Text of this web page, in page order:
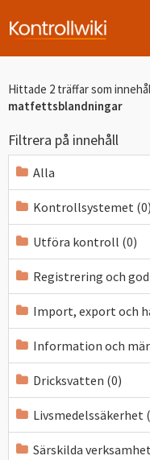
Hittade 2 träffar som
matfettsblandningar
Filtrera på innehåll
Alla
Kontrollsystemet (0)
Utföra kontroll (0)
Registrering och
Import, export och
Information och
Dricksvatten (0)
Livsmedelssäkerhet
Särskilda